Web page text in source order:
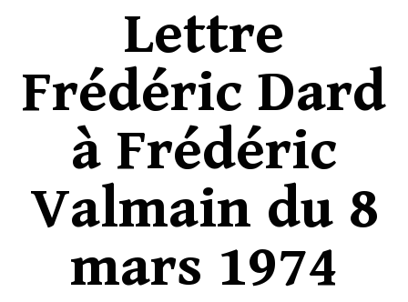
Lettre
Frédéric Dard
à Frédéric
Valmain du 8
mars 1974